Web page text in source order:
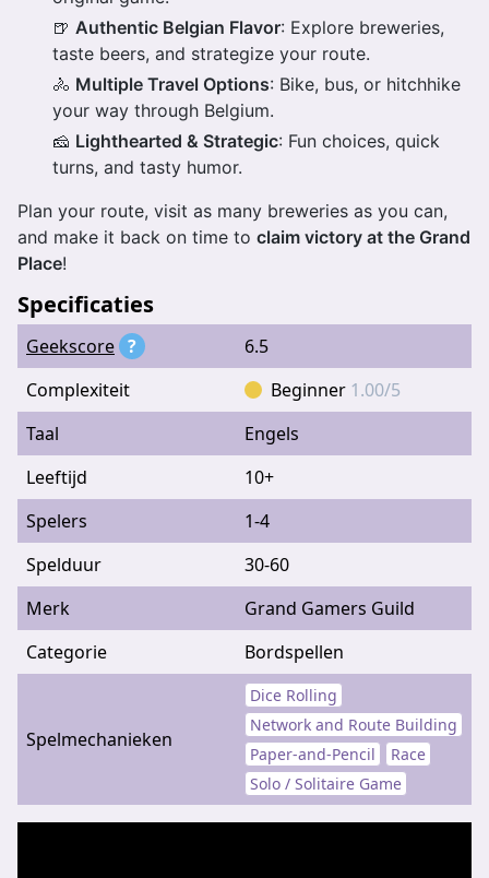
🍺 Authentic Belgian Flavor: Explore breweries,
taste beers, and strategize your route.
🚴 Multiple Travel Options: Bike, bus, or hitchhike
your way through Belgium.
🧀 Lighthearted & Strategic: Fun choices, quick
turns, and tasty humor.
Plan your route, visit as many breweries as you can,
and make it back on time to claim victory at the Grand
Place!
Specificaties
Geekscore ?
6.5
Complexiteit
Beginner 1.00/5
Taal
Engels
Leeftijd
10+
Spelers
1-4
Spelduur
30-60
Merk
Grand Gamers Guild
Categorie
Bordspellen
Spelmechanieken
Dice Rolling
Network and Route Building
Paper-and-Pencil
Race
Solo / Solitaire Game